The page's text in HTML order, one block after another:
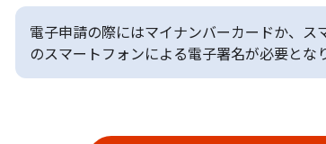
電子申請の際にはマイナンバーカードか、
のスマートフォンによる電子署名が必要とな